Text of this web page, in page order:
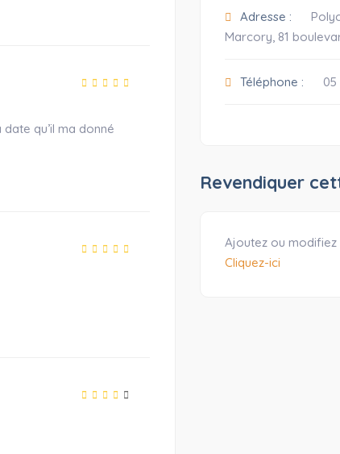
qu’il ma donné
Adresse :
Marcory, 81
Téléphone : 05
Revendiquer
Ajoutez ou
Cliquez-ici